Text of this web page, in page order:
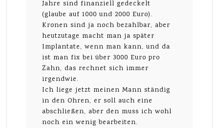
Jahre sind finanziell gedeckelt
(glaube auf 1000 und 2000 Euro).
Kronen sind ja noch bezahlbar, aber
heutzutage macht man ja später
Implantate, wenn man kann, und da
ist man fix bei über 3000 Euro pro
Zahn, das rechnet sich immer
irgendwie.
Ich liege jetzt meinen Mann ständig
in den Ohren, er soll auch eine
abschließen, aber den muss ich wohl
noch ein wenig bearbeiten.